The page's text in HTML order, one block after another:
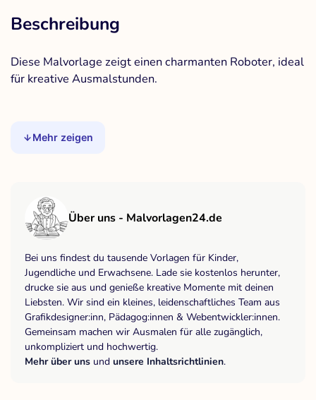
Beschreibung
Diese Malvorlage zeigt einen charmanten Roboter, ideal
für kreative Ausmalstunden.
Mehr zeigen
Über uns - Malvorlagen24.de
Bei uns findest du tausende Vorlagen für Kinder,
Jugendliche und Erwachsene. Lade sie kostenlos herunter,
drucke sie aus und genieße kreative Momente mit deinen
Liebsten. Wir sind ein kleines, leidenschaftliches Team aus
Grafikdesigner:inn, Pädagog:innen & Webentwickler:innen.
Gemeinsam machen wir Ausmalen für alle zugänglich,
unkompliziert und hochwertig.
Mehr über uns und unsere Inhaltsrichtlinien.